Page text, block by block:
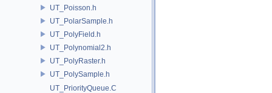
UT_Poisson.h
UT_PolarSample.h
UT_PolyField.h
UT_Polynomial2.h
UT_PolyRaster.h
UT_PolySample.h
UT_PriorityQueue.C